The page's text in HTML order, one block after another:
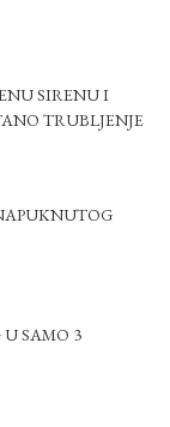
SIRENU I
TRUBLJENJE
U SAMO 3